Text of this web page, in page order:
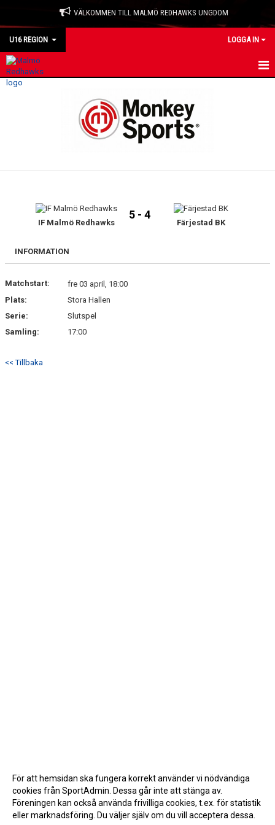
VÄLKOMMEN TILL MALMÖ REDHAWKS UNGDOM
U16 REGION LOGGA IN
HEM
DOKUMENT
KONTAKT
IF Malmö Redhawks
5 - 4
Färjestad BK
INFORMATION
Matchstart:
fre 03 april, 18:00
Plats:
Stora Hallen
Serie:
Slutspel
Samling:
17:00
<< Tillbaka
För att hemsidan ska fungera korrekt använder vi nödvändiga
cookies från SportAdmin. Dessa går inte att stänga av.
Föreningen kan också använda frivilliga cookies, t.ex. för statistik
eller marknadsföring. Du väljer själv om du vill acceptera dessa.